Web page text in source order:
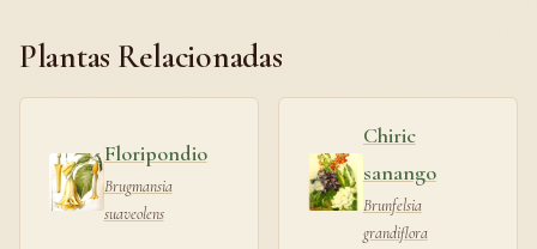
Plantas Relacionadas
Floripondio
Brugmansia
suaveolens
Chiric
sanango
Brunfelsia
grandiflora